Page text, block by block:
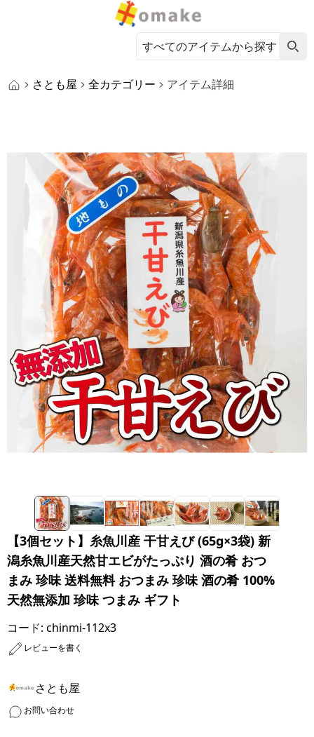
さとも屋 全カテゴリー アイテム詳細
【3個セット】糸魚川産 干甘えび (65g×3袋) 新
潟糸魚川産天然甘エビがたっぷり 酒の肴 おつ
まみ 珍味 送料無料 おつまみ 珍味 酒の肴 100%
天然無添加 珍味 つまみ ギフト
コード: chinmi-112x3
レビューを書く
さとも屋
お問い合わせ